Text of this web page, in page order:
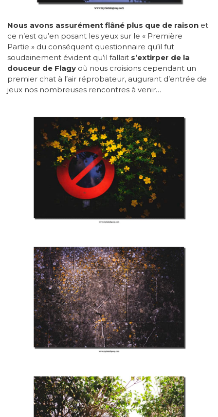
Nous avons assurément flâné plus que de raison et
ce n’est qu’en posant les yeux sur le « Première
Partie » du conséquent questionnaire qu’il fut
soudainement évident qu’il fallait s’extirper de la
douceur de Flagy où nous croisions cependant un
premier chat à l’air réprobateur, augurant d’entrée de
jeux nos nombreuses rencontres à venir…